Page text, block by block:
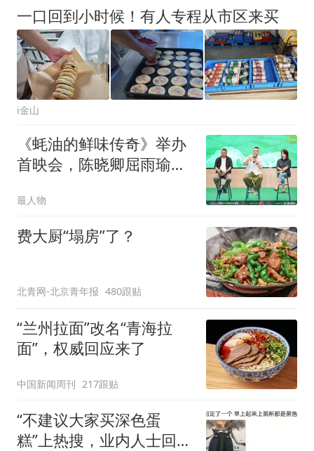
一口回到小时候！有人专程从市区来买
i金山
《蚝油的鲜味传奇》举办
首映会，陈晓卿屈雨瑜出
最人物
费大厨“塌房”了？
北青网-北京青年报 480跟贴
“兰州拉面”改名“青海拉
面”，权威回应来了
中国新闻周刊 217跟贴
“不建议大家买深色蛋
糕”上热搜，业内人士回应